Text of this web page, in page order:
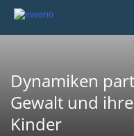
Dynamiken
Gewalt und
Kinder